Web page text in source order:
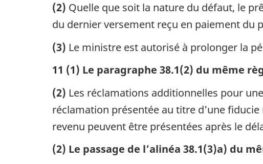
(2) Quelle que soit la nature du défaut, le
du dernier versement reçu en paiement du
(3) Le ministre est autorisé à prolonger la
11 (1) Le paragraphe 38.1(2) du même
(2) Les réclamations additionnelles pour
réclamation présentée au titre d’une
revenu peuvent être présentées après le
(2) Le passage de l’alinéa 38.1(3)a) du